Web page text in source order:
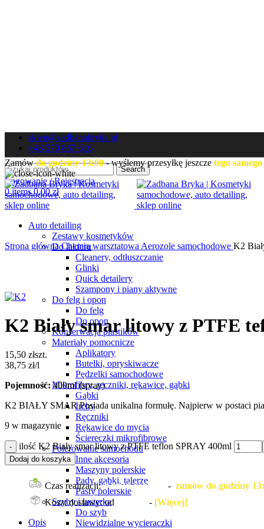
sklep@zadbanabryka.pl
+48 570 867 616
Search
Logowanie / Rejestracja
0items 0,00zł
Zamówdo godziny 13:00- wyślemy przesyłkę jeszcze tego
Auto detailing
Zestawy kosmetyków
Do lakieru
Cleanery, odtłuszczanie
Glinki
Quick detailery
Szampony i piany aktywne
Do felg i opon
Do felg
Do opon
Konserwacja plastików
Materiały pomocnicze
Aplikatory
Butelki, opryskiwacze
Pędzelki samochodowe
Mikrofibry, ręczniki, rękawice, gąbki
Gąbki
Irchy
Ręczniki
Rękawice do mycia
Ściereczki mikrofibrowe
Polerowanie samochodu
Inne akcesoria
Maszyny polerskie
Pady, gąbki, talerze
Pasty polerskie
Szyby i lusterka
Do szyb
Niewidzialne wycieraczki
Strona głównaChemia warsztatowa Aerozole samochodowe K2
Kliknij, aby powiększyć
K2 Biały smar litowy z PTFE
15,50 złszt.
38,75 zł/l
Pojemność:400ml (spray)
K2 BIAŁY SMAR Posiada unikalna formułę. Najpierw w postaci
9 w magazynie
ilość K2 Biały smar litowy z PTFE teflon SPRAY 400ml
Dodaj do koszyka
Czas realizacji:1 dzień roboczy - zamów do godziny
Koszt dostawy: od
- [Więcej]
Opis